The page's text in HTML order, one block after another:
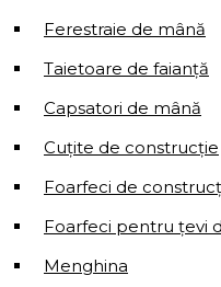
Ferestraie de mână
Taietoare de faianță
Capsatori de mână
Cuțite de construcție
Foarfeci de
Foarfeci pentru țevi
Menghina